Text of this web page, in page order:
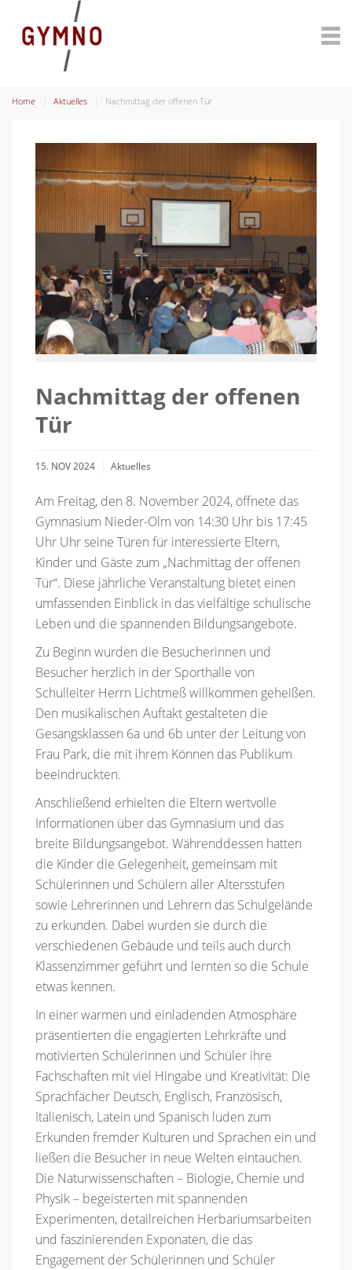
Home Aktuelles Nachmittag der offenen Tür
Nachmittag der offenen
Tür
15. NOV 2024 Aktuelles
Am Freitag, den 8. November 2024, öffnete das
Gymnasium Nieder-Olm von 14:30 Uhr bis 17:45
Uhr Uhr seine Türen für interessierte Eltern,
Kinder und Gäste zum „Nachmittag der offenen
Tür“. Diese jährliche Veranstaltung bietet einen
umfassenden Einblick in das vielfältige schulische
Leben und die spannenden Bildungsangebote.
Zu Beginn wurden die Besucherinnen und
Besucher herzlich in der Sporthalle von
Schulleiter Herrn Lichtmeß willkommen geheißen.
Den musikalischen Auftakt gestalteten die
Gesangsklassen 6a und 6b unter der Leitung von
Frau Park, die mit ihrem Können das Publikum
beeindruckten.
Anschließend erhielten die Eltern wertvolle
Informationen über das Gymnasium und das
breite Bildungsangebot. Währenddessen hatten
die Kinder die Gelegenheit, gemeinsam mit
Schülerinnen und Schülern aller Altersstufen
sowie Lehrerinnen und Lehrern das Schulgelände
zu erkunden. Dabei wurden sie durch die
verschiedenen Gebäude und teils auch durch
Klassenzimmer geführt und lernten so die Schule
etwas kennen.
In einer warmen und einladenden Atmosphäre
präsentierten die engagierten Lehrkräfte und
motivierten Schülerinnen und Schüler ihre
Fachschaften mit viel Hingabe und Kreativität: Die
Sprachfächer Deutsch, Englisch, Französisch,
Italienisch, Latein und Spanisch luden zum
Erkunden fremder Kulturen und Sprachen ein und
ließen die Besucher in neue Welten eintauchen.
Die Naturwissenschaften – Biologie, Chemie und
Physik – begeisterten mit spannenden
Experimenten, detailreichen Herbariumsarbeiten
und faszinierenden Exponaten, die das
Engagement der Schülerinnen und Schüler